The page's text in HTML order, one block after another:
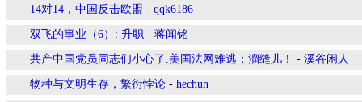
14对14，中国反击欧盟 - qqk6186
双飞的事业（6）: 升职 - 蒋闻铭
共产中国党员同志们小心了.美国法网难逃；溜缝儿！ - 溪谷闲人
物种与文明生存，繁衍悖论 - hechun